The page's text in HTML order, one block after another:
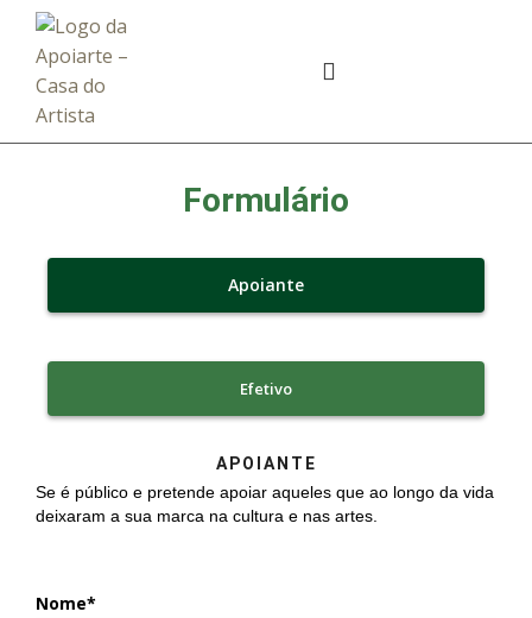
Formulário
Apoiante
Efetivo
APOIANTE
Se é público e pretende apoiar aqueles que ao longo da vida
deixaram a sua marca na cultura e nas artes.
Nome*